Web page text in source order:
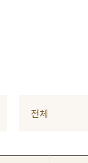
전체